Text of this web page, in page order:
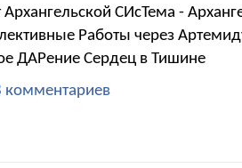
СИсТема -
Работы через
ДАРение Сердец в Тишине
комментариев